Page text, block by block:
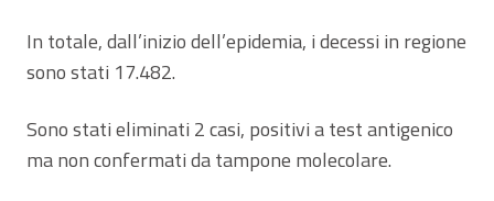
In totale, dall’inizio dell’epidemia, i decessi in regione
sono stati 17.482.
Sono stati eliminati 2 casi, positivi a test antigenico
ma non confermati da tampone molecolare.